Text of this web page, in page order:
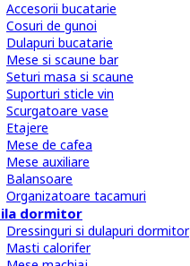
Accesorii bucatarie
Cosuri de gunoi
Dulapuri bucatarie
Mese si scaune bar
Seturi masa si scaune
Suporturi sticle vin
Scurgatoare vase
Etajere
Mese de cafea
Mese auxiliare
Balansoare
Organizatoare tacamuri
dormitor
Dressinguri si dulapuri dormitor
Masti calorifer